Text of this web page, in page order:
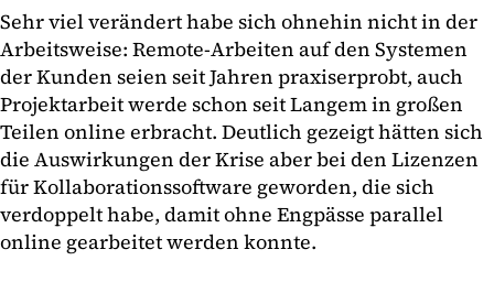
Sehr viel verändert habe sich ohnehin nicht in der
Arbeitsweise: Remote-Arbeiten auf den Systemen
der Kunden seien seit Jahren praxiserprobt, auch
Projektarbeit werde schon seit Langem in großen
Teilen online erbracht. Deutlich gezeigt hätten sich
die Auswirkungen der Krise aber bei den Lizenzen
für Kollaborationssoftware geworden, die sich
verdoppelt habe, damit ohne Engpässe parallel
online gearbeitet werden konnte.